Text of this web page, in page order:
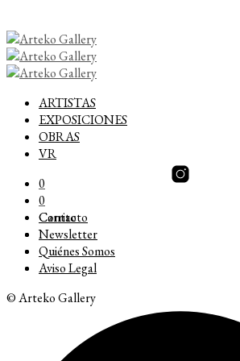
ARTISTAS
EXPOSICIONES
OBRAS
VR
0
0
Carrito
Contacto
Newsletter
Quiénes Somos
Aviso Legal
© Arteko Gallery